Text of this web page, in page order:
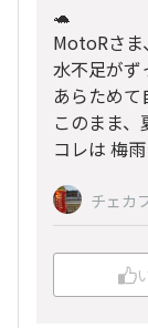
🐢
MotoRさま、
水不足がず
あらため
このまま
コレは 梅
チェカ